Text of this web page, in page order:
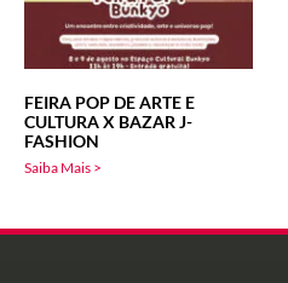
FEIRA POP DE ARTE E
CULTURA X BAZAR J-
FASHION
Saiba Mais >